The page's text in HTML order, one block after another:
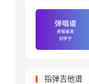
指弹吉他谱